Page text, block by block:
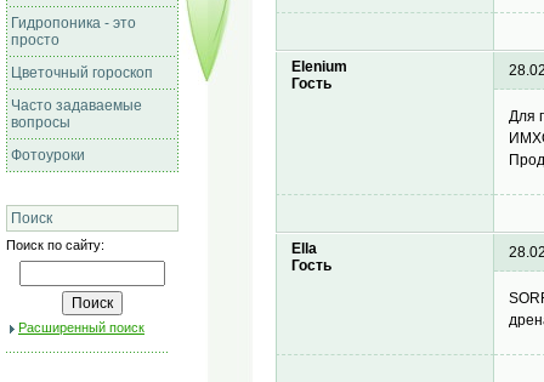
Гидропоника - это
просто
Цветочный гороскоп
Часто задаваемые
вопросы
Фотоуроки
Поиск
Поиск по сайту:
Расширенный поиск
Elenium
Гость
Для
Ella
Гость